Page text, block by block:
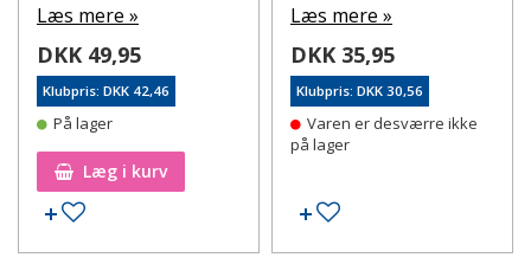
Læs mere »
DKK 49,95
Klubpris: DKK 42,46
På lager
Læg i kurv
Tilføj til ønskeseddel
Læs mere »
DKK 35,95
Klubpris: DKK 30,56
Varen er desværre ikke
på lager
Tilføj til ønskeseddel